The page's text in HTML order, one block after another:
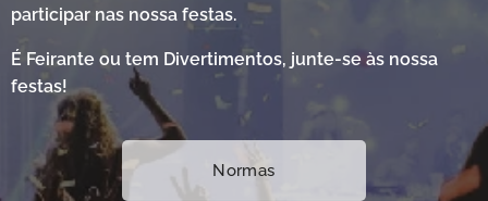
participar nas nossa festas.
É Feirante ou tem Divertimentos, junte-se às nossa
festas!
Normas